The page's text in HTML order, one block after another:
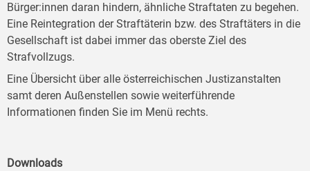
Bürger:innen daran hindern, ähnliche Straftaten zu begehen.
Eine Reintegration der Straftäterin bzw. des Straftäters in die
Gesellschaft ist dabei immer das oberste Ziel des
Strafvollzugs.
Eine Übersicht über alle österreichischen Justizanstalten
samt deren Außenstellen sowie weiterführende
Informationen finden Sie im Menü rechts.
Downloads